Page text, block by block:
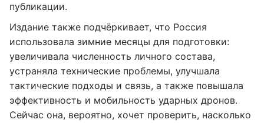
публикации.
Издание также подчёркивает, что Россия
использовала зимние месяцы для подготовки:
увеличивала численность личного состава,
устраняла технические проблемы, улучшала
тактические подходы и связь, а также повышала
эффективность и мобильность ударных дронов.
Сейчас она, вероятно, хочет проверить, насколько